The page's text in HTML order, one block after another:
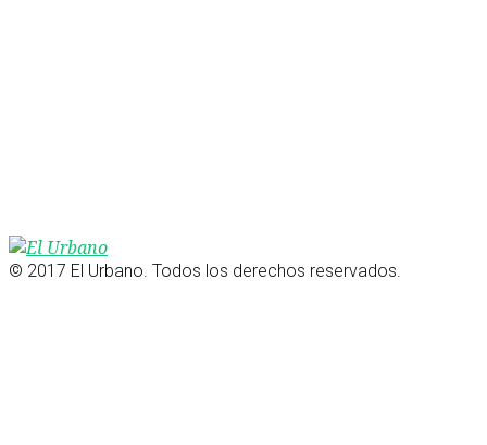
© 2017 El Urbano. Todos los derechos reservados.